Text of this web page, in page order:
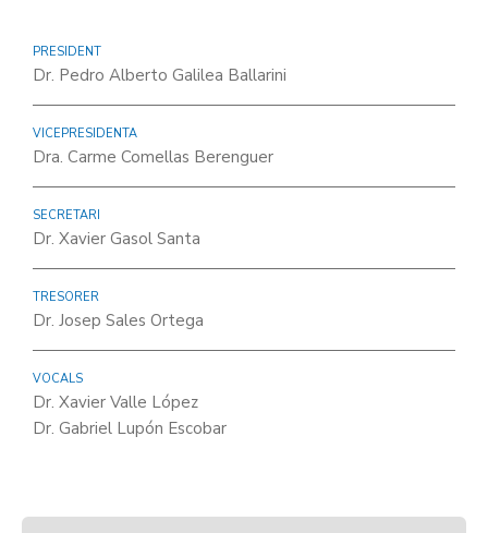
PRESIDENT
Dr. Pedro Alberto Galilea Ballarini
VICEPRESIDENTA
Dra. Carme Comellas Berenguer
SECRETARI
Dr. Xavier Gasol Santa
TRESORER
Dr. Josep Sales Ortega
VOCALS
Dr. Xavier Valle López
Dr. Gabriel Lupón Escobar